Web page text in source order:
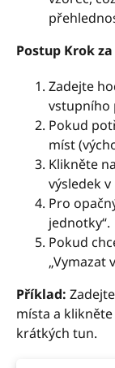
Postup Krok
Zadejte
vstupního
Pokud
míst
Klikněte
výsledek
Pro
jednotky“.
Pokud
„Vymazat
Příklad:
místa a klikněte
krátkých tun.